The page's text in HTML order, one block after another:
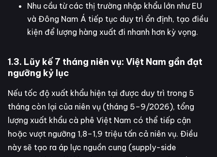
Nhu cầu từ các thị trường nhập khẩu lớn như EU
và Đông Nam Á tiếp tục duy trì ổn định, tạo điều
kiện để lượng hàng xuất đi nhanh hơn kỳ vọng.
1.3. Lũy kế 7 tháng niên vụ: Việt Nam gần đạt
ngưỡng kỷ lục
Nếu tốc độ xuất khẩu hiện tại được duy trì trong 5
tháng còn lại của niên vụ (tháng 5–9/2026), tổng
lượng xuất khẩu cà phê Việt Nam có thể tiếp cận
hoặc vượt ngưỡng 1,8–1,9 triệu tấn cả niên vụ. Điều
này sẽ tạo ra áp lực nguồn cung (supply-side